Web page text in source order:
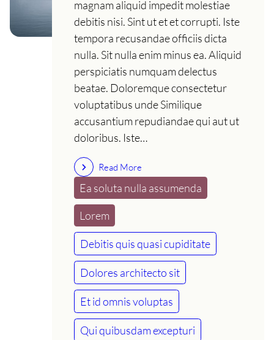
magnam aliquid impedit molestiae
debitis nisi. Sint ut et et corrupti. Iste
tempora recusandae officiis dicta
nulla. Sit nulla enim minus ea. Aliquid
perspiciatis numquam delectus
beatae. Doloremque consectetur
voluptatibus unde Similique
accusantium repudiandae qui aut ut
doloribus. Iste…
Read More
Ea soluta nulla assumenda
Lorem
Debitis quis quasi cupiditate
Dolores architecto sit
Et id omnis voluptas
Qui quibusdam excepturi